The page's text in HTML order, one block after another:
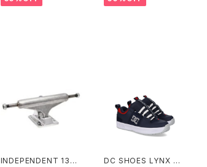
INDEPENDENT 139
DC SHOES LYNX O